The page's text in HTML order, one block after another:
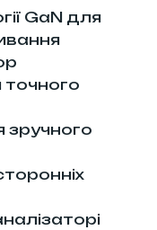
GaN для
точного
зручного